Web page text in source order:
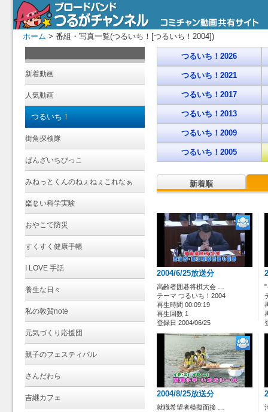
ホーム > 番組・写真一覧(つるいち！[つるいち！2004])
新着動画
人気動画
つるいち！
街角探検隊
ばんざいちびっこ
みねっとくんのねぇねぇこれなぁ
に？
楽しい科学実験
おやこで防災
すくすく健康手帳
I LOVE 手話
養生な日々
私の敦賀note
元気づくり応援団
親子のフェスティバル
さんだわら
吉継カフェ
つるいち！2026
つるいち！2021
つるいち！2017
つるいち！2013
つるいち！2009
つるいち！2005
新着順
2004/6/25放送分
高齢者囲碁将棋大会 …
テーマ つるいち！2004
再生時間 00:09:19
再生回数 1
登録日 2004/06/25
"
2004/8/25放送分
就職希望者模擬面接 …